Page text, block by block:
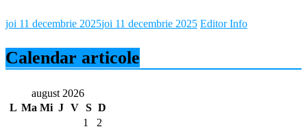
joi 11 decembrie 2025joi 11 decembrie 2025 Editor Info
Calendar articole
august 2026
L Ma Mi J V S D
1
2